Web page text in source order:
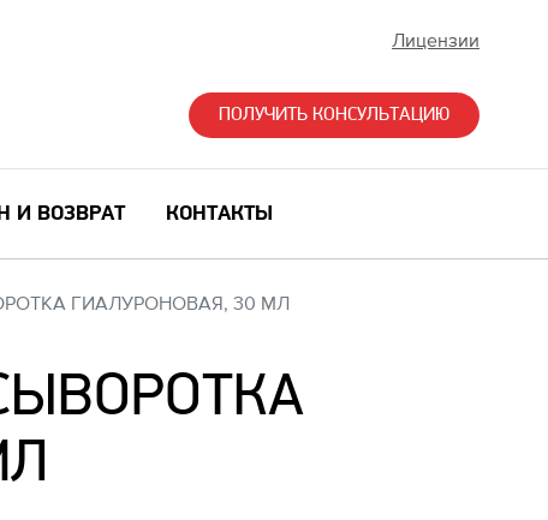
Лицензии
ПОЛУЧИТЬ КОНСУЛЬТАЦИЮ
И ВОЗВРАТ КОНТАКТЫ
ГИАЛУРОНОВАЯ, 30 МЛ
СЫВОРОТКА